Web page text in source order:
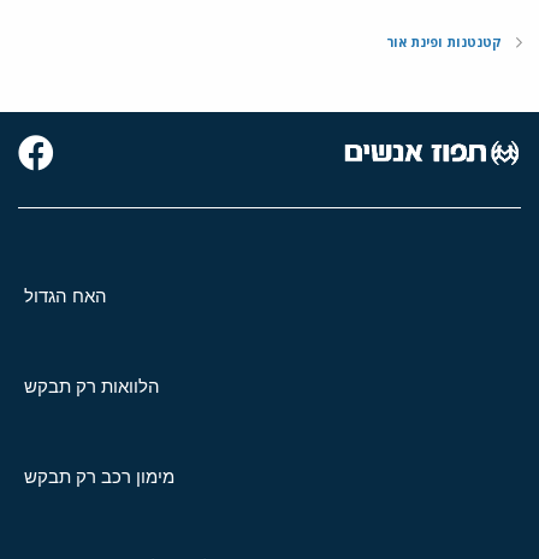
קטנטנות ופינת אור
האח הגדול
הלוואות רק תבקש
מימון רכב רק תבקש